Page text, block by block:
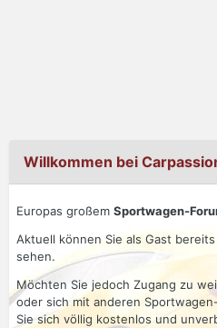
Willkommen bei
Europas großem Sportwagen-
Aktuell können Sie als Gast
sehen.
Möchten Sie jedoch Zugang zu
oder sich mit anderen
Sie sich völlig kostenlos und